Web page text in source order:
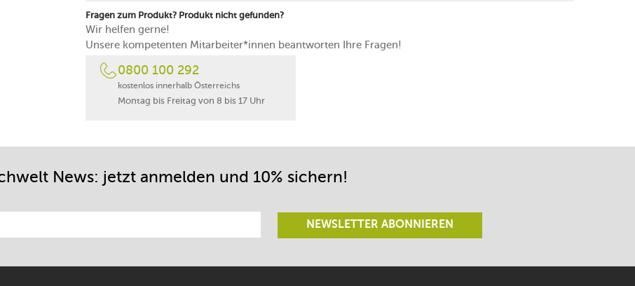
kann im Wohn- und im Badezimmer sowie im Garten und auf dem Balkon zum Einsatz
kommen
Schutzart: IP65 (wasserdicht)
austauschbare Lichtquelle: Glühbirne E27
leuchtet mit 2200 Kelvin
von Hand mit einem Tuch abwischen
Fragen zum Produkt? Produkt nicht gefunden?
Wir helfen gerne!
Unsere kompetenten Mitarbeiter*innen beantworten Ihre Fragen!
0800 100 292
kostenlos innerhalb Österreichs
Montag bis Freitag von 8 bis 17 Uhr
News: jetzt anmelden und 10% sichern!
NEWSLETTER ABONNIEREN